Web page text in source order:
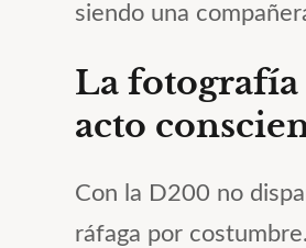
siendo una
La
acto
Con la D200 no
ráfaga por